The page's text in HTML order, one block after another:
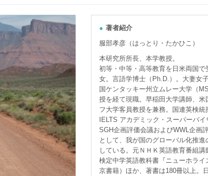
著者紹介
服部孝彦（はっとり・たかひこ）
本研究所所長、本学教授。
初等・中等・高等教育を日米両国で
女。言語学博士（Ph.D.）。大妻女
国ケンタッキー州立ムレー大学（
授を経て現職。早稲田大学講師、米
フ大学客員教授を兼務。国連英検
IELTS アカデミック・スーパーバ
SGH企画評価会議およびWWL企画
として、我が国のグローバル化推進
している。元ＮＨＫ英語教育番組
検定中学英語教科書『ニューホライ
京書籍）ほか、著書は180冊以上。